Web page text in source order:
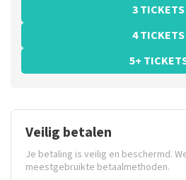
3 TICKETS
4 TICKETS
5+
Veilig betalen
Je betaling is veilig en beschermd.
meestgebruikte betaalmethoden.